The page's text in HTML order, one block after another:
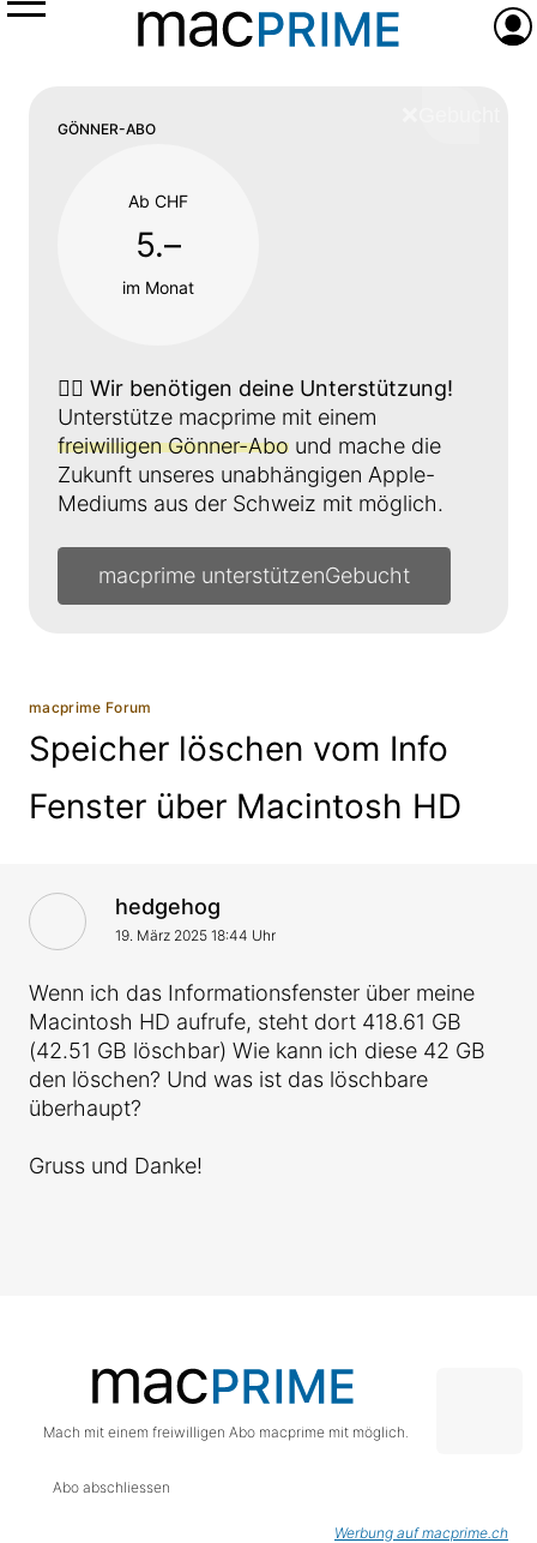
Menü
GÖNNER-ABO
Ab CHF
5.–
im Monat
👉🏼 Wir benötigen deine Unterstützung!
Unterstütze macprime mit einem
freiwilligen Gönner-Abo und mache die
Zukunft unseres unabhängigen Apple-
Mediums aus der Schweiz mit möglich.
macprime unterstützen
macprime Forum
Speicher löschen vom Info
Fenster über Macintosh HD
VonAntwort von
hedgehog
19. März 2025 18:44 Uhr
Wenn ich das Informationsfenster über meine
Macintosh HD aufrufe, steht dort 418.61 GB
(42.51 GB löschbar) Wie kann ich diese 42 GB
den löschen? Und was ist das löschbare
überhaupt?
Gruss und Danke!
Mach mit einem freiwilligen Abo macprime mit möglich.
Abo abschliessen
Werbung auf macprime.ch